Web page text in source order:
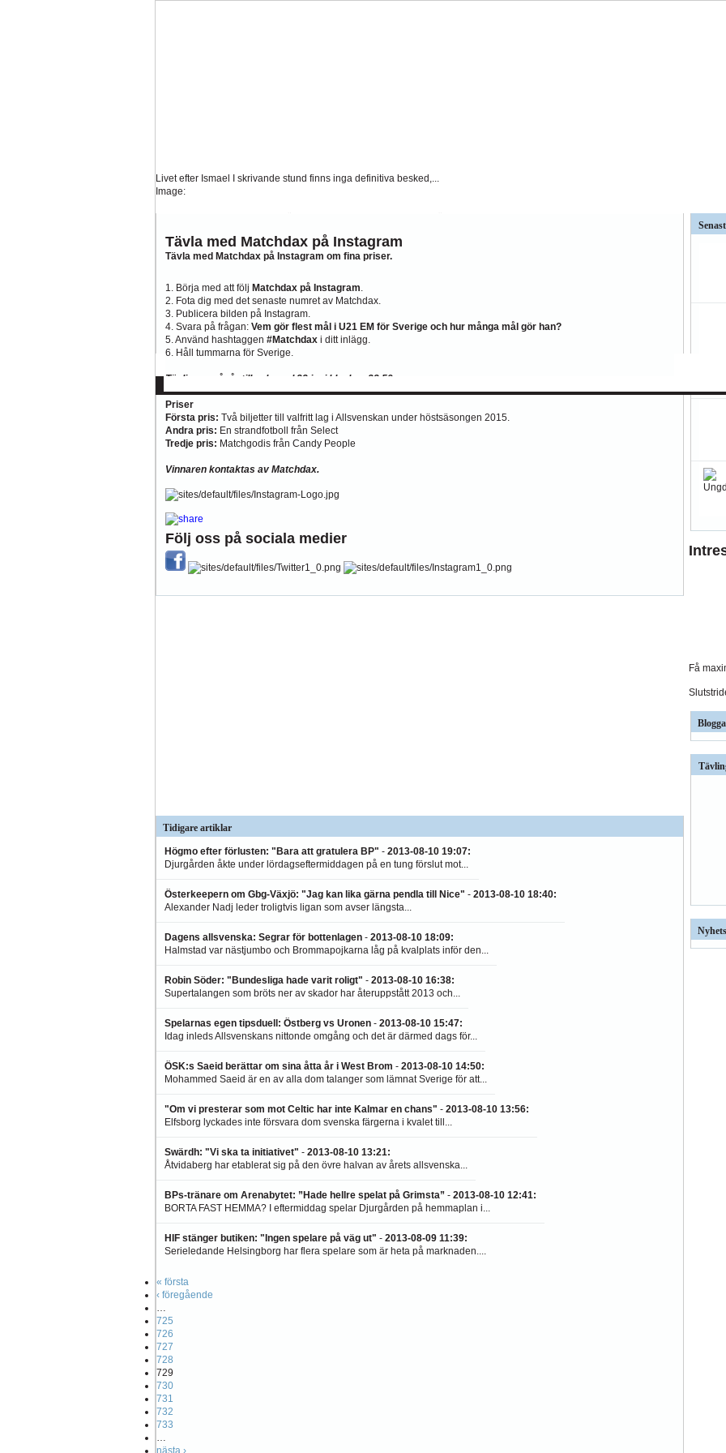
Tankar om KFFs framtid Efter förlusten borta mot AFC Eskilstuna är det...
Image:
Hur länge orkar Swärdh? Under en längre tid har kritiken mot Kalmar FFs...
Bäst i stan efter sex...
Inte för att det kanske har så stor betydelse i...
Image:
Allsvenskan
AFC AIK DIF Elfsborg IFK Gbg HBK
Superettan Landslag Silly Season
Tävla med Matchdax på Instagram
Tävla med Matchdax på Instagram om fina priser.
1. Börja med att följ Matchdax på Instagram.
2. Fota dig med det senaste numret av Matchdax.
3. Publicera bilden på Instagram.
4. Svara på frågan: Vem gör flest mål i U21 EM för Sverige och hur många mål gör han?
5. Använd hashtaggen #Matchdax i ditt inlägg.
6. Håll tummarna för Sverige.
Tävlingen pågår till och med 23 juni klockan 23.59.
Priser
Första pris: Två biljetter till valfritt lag i Allsvenskan under höstsäsongen 2015.
Andra pris: En strandfotboll från Select
Tredje pris: Matchgodis från Candy People
Vinnaren kontaktas av Matchdax.
Följ oss på sociala medier
Tidigare artiklar
Högmo efter förlusten: "Bara att gratulera BP" - 2013-08-10 19:07:
Djurgården åkte under lördagseftermiddagen på en tung förslut mot...
Österkeepern om Gbg-Växjö: "Jag kan lika gärna pendla till Nice" - 2013-08-10 18:40:
Alexander Nadj leder troligtvis ligan som avser längsta...
Dagens allsvenska: Segrar för bottenlagen - 2013-08-10 18:09:
Halmstad var nästjumbo och Brommapojkarna låg på kvalplats inför den...
Robin Söder: "Bundesliga hade varit roligt" - 2013-08-10 16:38:
Supertalangen som bröts ner av skador har återuppstått 2013 och...
Spelarnas egen tipsduell: Östberg vs Uronen - 2013-08-10 15:47:
Idag inleds Allsvenskans nittonde omgång och det är därmed dags för...
ÖSK:s Saeid berättar om sina åtta år i West Brom - 2013-08-10 14:50:
Mohammed Saeid är en av alla dom talanger som lämnat Sverige för att...
"Om vi presterar som mot Celtic har inte Kalmar en chans" - 2013-08-10 13:56:
Elfsborg lyckades inte försvara dom svenska färgerna i kvalet till...
Swärdh: "Vi ska ta initiativet" - 2013-08-10 13:21:
Åtvidaberg har etablerat sig på den övre halvan av årets allsvenska...
BPs-tränare om Arenabytet: ”Hade hellre spelat på Grimsta” - 2013-08-10 12:41:
BORTA FAST HEMMA? I eftermiddag spelar Djurgården på hemmaplan i...
HIF stänger butiken: "Ingen spelare på väg ut" - 2013-08-09 11:39:
Serieledande Helsingborg har flera spelare som är heta på marknaden....
« första
‹ föregående
725
726
727
728
729
730
731
732
733
nästa ›
Få